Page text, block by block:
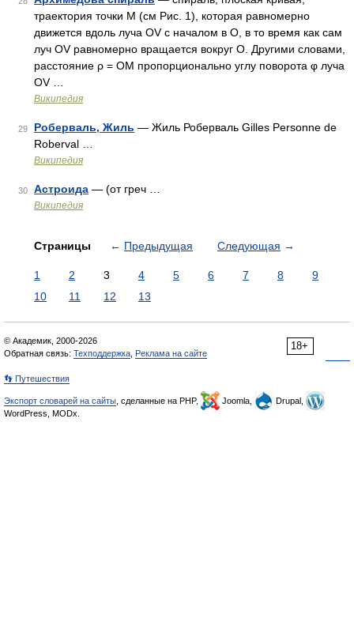
траектория точки M (см Рис. 1), которая равномерно
движется вдоль луча OV с началом в O, в то время как сам
луч OV равномерно вращается вокруг O. Другими словами,
расстояние ρ = OM пропорционально углу поворота φ луча
OV …
Википедия
29 Роберваль, Жиль — Жиль Роберваль Gilles Personne de
Roberval …
Википедия
30 Астроида — (от греч …
Википедия
Страницы ← Предыдущая Следующая →
1 2 3 4 5 6 7 8
9
10
11 12 13
18+
© Академик, 2000-2026
Обратная связь: Техподдержка Реклама на сайте
👣 Путешествия
Экспорт словарей на сайты , сделанные на PHP, Joomla,
Drupal,
WordPress, MODx.